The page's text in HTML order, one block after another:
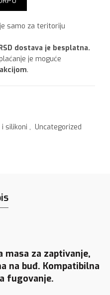
samo za teritoriju
dostava je besplatna.
je moguće
.
silikoni , Uncategorized
masa za zaptivanje,
na buđ. Kompatibilna
fugovanje.